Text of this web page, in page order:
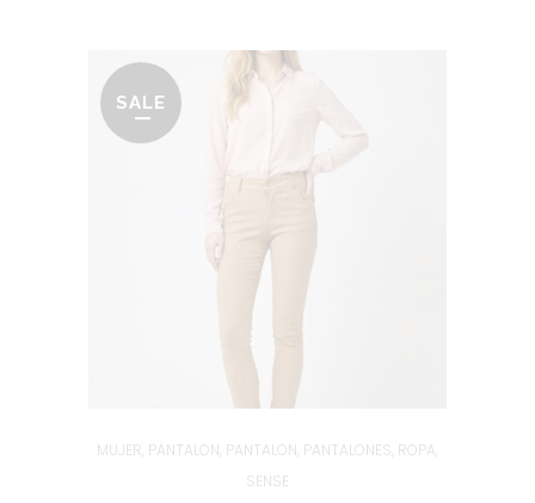
SALE
MUJER PANTALON PANTALON PANTALONES ROPA
SENSE